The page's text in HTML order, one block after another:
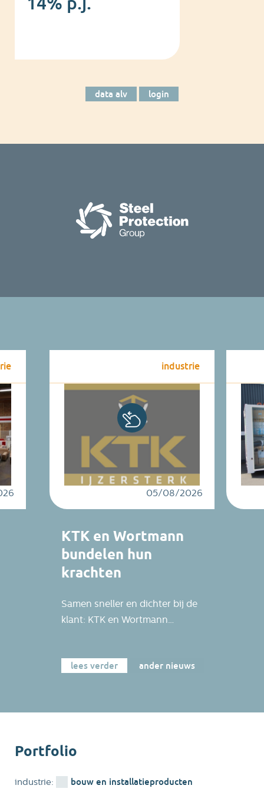
data alv login
en Wortmann
hun
sneller en dichter bij de
KTK en Wortmann
Wortmann Rent B.V. maken
verkoopt al meer dan 35 jaar
breed scala aan
ander nieuws
Portfolio
industrie:
bouw en installatieproducten